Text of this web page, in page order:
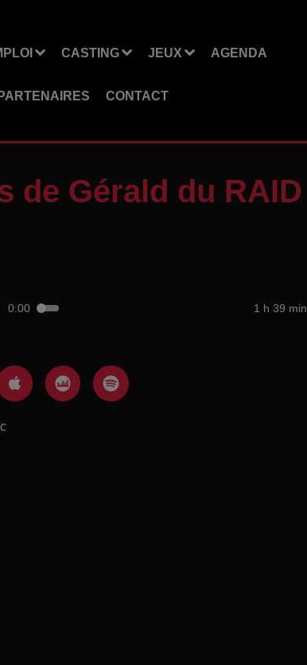
CASTING JEUX AGENDA
CONTACT
de Gérald du RAID
0:00 1 h 39 min